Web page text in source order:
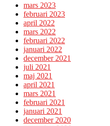
mars 2023
februari 2023
april 2022
mars 2022
februari 2022
januari 2022
december 2021
juli 2021
maj 2021
april 2021
mars 2021
februari 2021
januari 2021
december 2020